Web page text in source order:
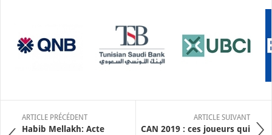
ARTICLE PRÉCÉDENT
Habib Mellakh: Acte
ARTICLE SUIVANT
CAN 2019 : ces joueurs qui